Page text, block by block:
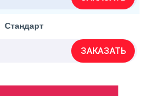
Стандарт
ЗАКАЗАТЬ